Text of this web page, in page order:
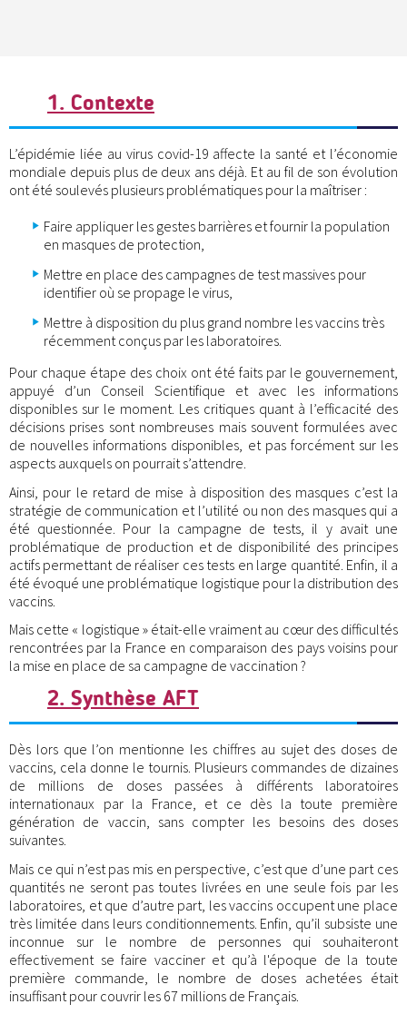
1. Contexte
L’épidémie liée au virus covid-19 affecte la santé et l’économie
mondiale depuis plus de deux ans déjà. Et au fil de son évolution
ont été soulevés plusieurs problématiques pour la maîtriser :
Faire appliquer les gestes barrières et fournir la population
en masques de protection,
Mettre en place des campagnes de test massives pour
identifier où se propage le virus,
Mettre à disposition du plus grand nombre les vaccins très
récemment conçus par les laboratoires.
Pour chaque étape des choix ont été faits par le gouvernement,
appuyé d’un Conseil Scientifique et avec les informations
disponibles sur le moment. Les critiques quant à l’efficacité des
décisions prises sont nombreuses mais souvent formulées avec
de nouvelles informations disponibles, et pas forcément sur les
aspects auxquels on pourrait s’attendre.
Ainsi, pour le retard de mise à disposition des masques c’est la
stratégie de communication et l’utilité ou non des masques qui a
été questionnée. Pour la campagne de tests, il y avait une
problématique de production et de disponibilité des principes
actifs permettant de réaliser ces tests en large quantité. Enfin, il a
été évoqué une problématique logistique pour la distribution des
vaccins.
Mais cette « logistique » était-elle vraiment au cœur des difficultés
rencontrées par la France en comparaison des pays voisins pour
la mise en place de sa campagne de vaccination ?
2. Synthèse AFT
Dès lors que l’on mentionne les chiffres au sujet des doses de
vaccins, cela donne le tournis. Plusieurs commandes de dizaines
de millions de doses passées à différents laboratoires
internationaux par la France, et ce dès la toute première
génération de vaccin, sans compter les besoins des doses
suivantes.
Mais ce qui n’est pas mis en perspective, c’est que d’une part ces
quantités ne seront pas toutes livrées en une seule fois par les
laboratoires, et que d’autre part, les vaccins occupent une place
très limitée dans leurs conditionnements. Enfin, qu’il subsiste une
inconnue sur le nombre de personnes qui souhaiteront
effectivement se faire vacciner et qu’à l'époque de la toute
première commande, le nombre de doses achetées était
insuffisant pour couvrir les 67 millions de Français.